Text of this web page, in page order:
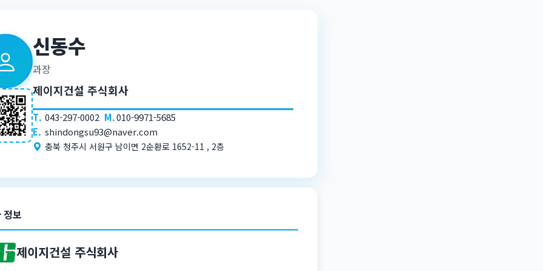
신동수
과장
제이지건설 주식회사
T. 043-297-0002 M.010-9971-5685
E. shindongsu93@naver.com
충북 청주시 서원구 남이면 2순환로 1652-11 , 2층
정보
제이지건설 주식회사